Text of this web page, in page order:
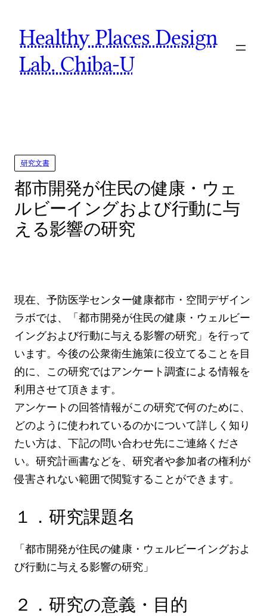
content
Healthy Places Design
Lab. Chiba-U
研究文書
都市開発が住民の健康・ウェ
ルビーイングおよび行動に与
える影響の研究
現在、予防医学センター健康都市・空間デザイン
ラボでは、「都市開発が住民の健康・ウェルビー
イングおよび行動に与える影響の研究」を行って
います。今後の公衆衛生施策に役立てることを目
的に、この研究ではアンケート調査による情報を
利用させて頂きます。
アンケートの回答情報がこの研究で何のために、
どのように使われているのかについて詳しく知り
たい方は、下記の問い合わせ先にご連絡くださ
い。研究計画書などを、研究者や参加者の権利が
侵害されない範囲で閲覧することができます。
１．研究課題名
「都市開発が住民の健康・ウェルビーイングおよ
び行動に与える影響の研究」
２．研究の意義・目的